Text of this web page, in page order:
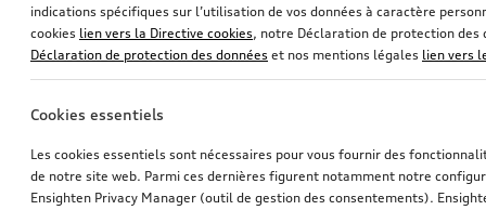
indications spécifiques sur l’utilisation de vos données à caractère
cookies lien vers la Directive cookies, notre Déclaration de protection des
Déclaration de protection des données et nos mentions légales lien vers
Cookies essentiels
Les cookies essentiels sont nécessaires pour vous fournir des
de notre site web. Parmi ces dernières figurent notamment notre
Ensighten Privacy Manager (outil de gestion des consentements).